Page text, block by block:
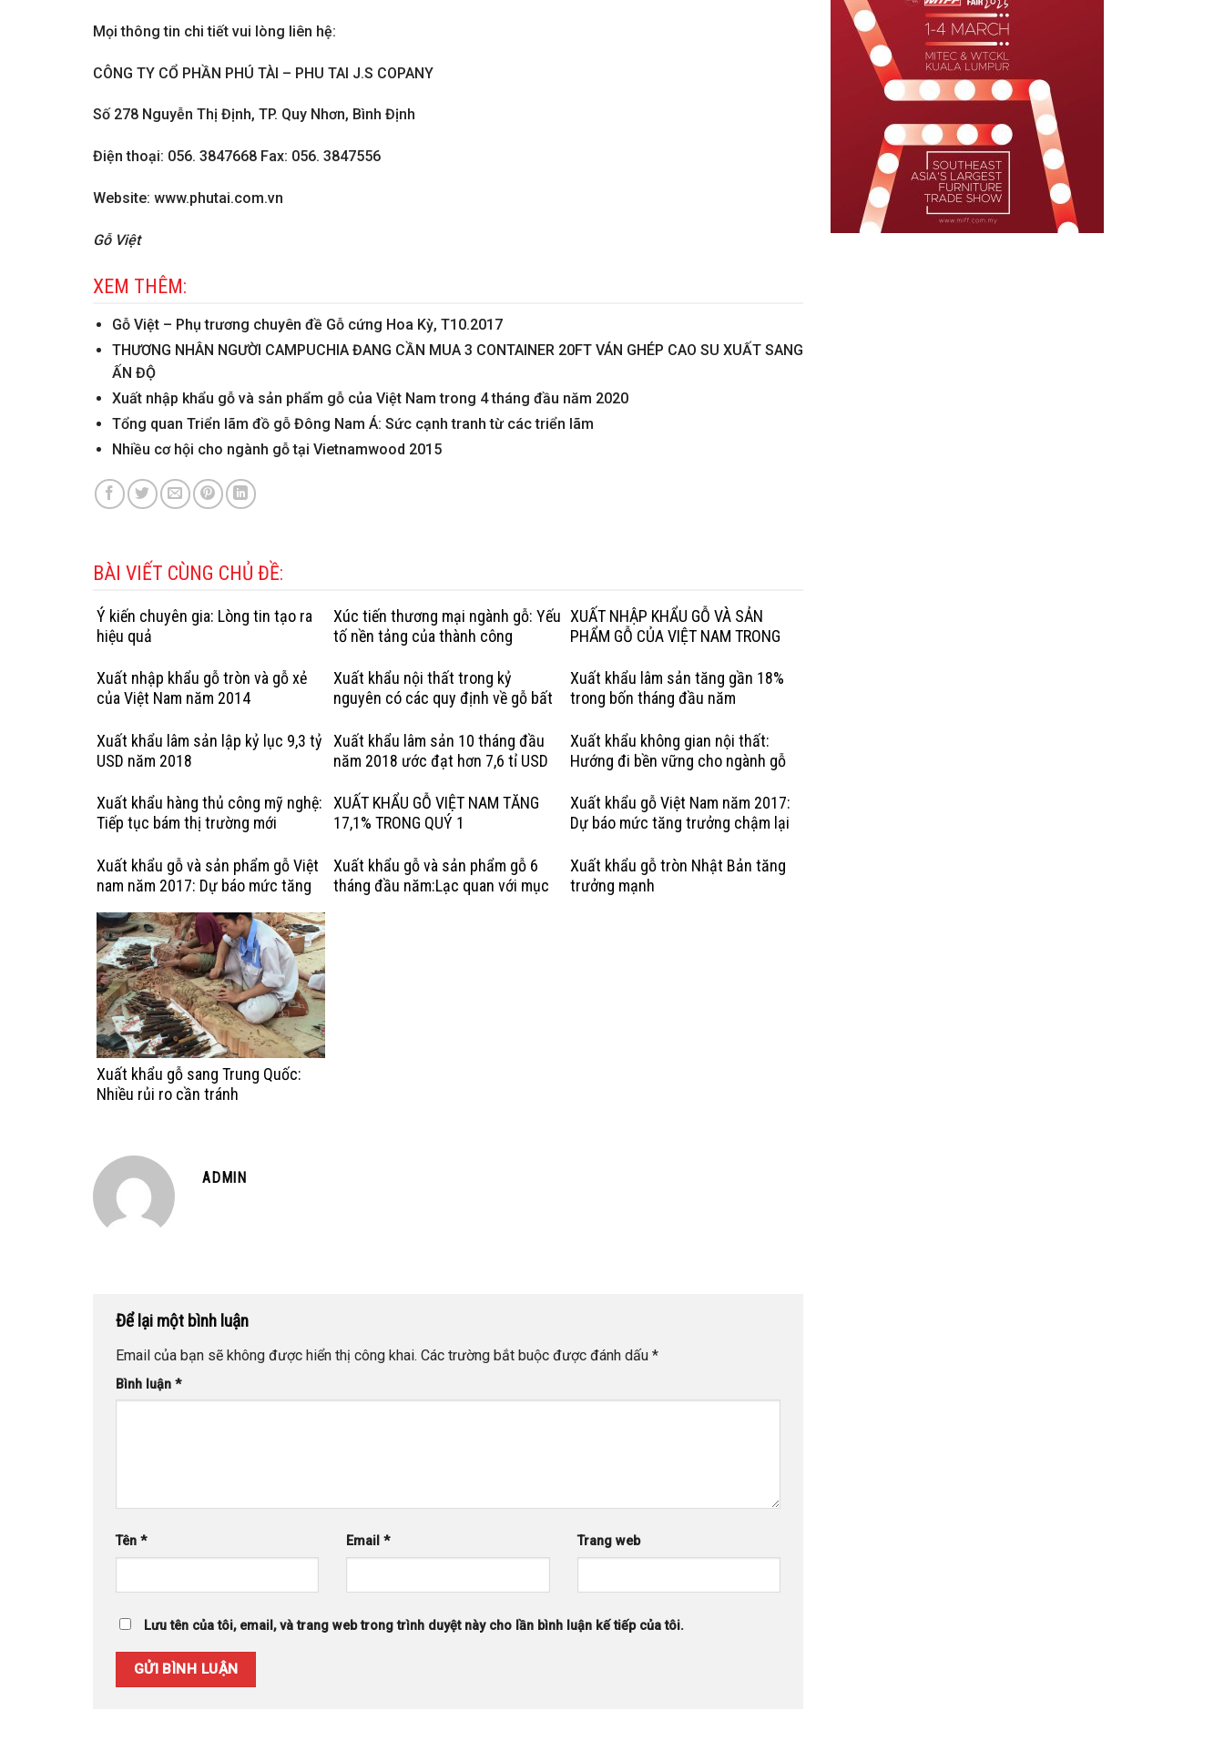
Mọi thông tin chi tiết vui lòng liên hệ:
CÔNG TY CỔ PHẦN PHÚ TÀI – PHU TAI J.S COPANY
Số 278 Nguyễn Thị Định, TP. Quy Nhơn, Bình Định
Điện thoại: 056. 3847668 Fax: 056. 3847556
Website: www.phutai.com.vn
Gỗ Việt
XEM THÊM:
Gỗ Việt – Phụ trương chuyên đề Gỗ cứng Hoa Kỳ, T10.2017
THƯƠNG NHÂN NGƯỜI CAMPUCHIA ĐANG CẦN MUA 3 CONTAINER 20FT VÁN GHÉP CAO SU XUẤT SANG
ẤN ĐỘ
Xuất nhập khẩu gỗ và sản phẩm gỗ của Việt Nam trong 4 tháng đầu năm 2020
Tổng quan Triển lãm đồ gỗ Đông Nam Á: Sức cạnh tranh từ các triển lãm
Nhiều cơ hội cho ngành gỗ tại Vietnamwood 2015
BÀI VIẾT CÙNG CHỦ ĐỀ:
Ý kiến chuyên gia: Lòng tin tạo ra
hiệu quả
Xúc tiến thương mại ngành gỗ: Yếu
tố nền tảng của thành công
XUẤT NHẬP KHẨU GỖ VÀ SẢN
PHẨM GỖ CỦA VIỆT NAM TRONG
Xuất nhập khẩu gỗ tròn và gỗ xẻ
của Việt Nam năm 2014
Xuất khẩu nội thất trong kỷ
nguyên có các quy định về gỗ bất
Kỳ
Xuất khẩu lâm sản tăng gần 18%
trong bốn tháng đầu năm
Xuất khẩu lâm sản lập kỷ lục 9,3 tỷ
USD năm 2018
Xuất khẩu lâm sản 10 tháng đầu
năm 2018 ước đạt hơn 7,6 tỉ USD
Xuất khẩu không gian nội thất:
Hướng đi bền vững cho ngành gỗ
Xuất khẩu hàng thủ công mỹ nghệ:
Tiếp tục bám thị trường mới
XUẤT KHẨU GỖ VIỆT NAM TĂNG
17,1% TRONG QUÝ 1
Xuất khẩu gỗ Việt Nam năm 2017:
Dự báo mức tăng trưởng chậm lại
Xuất khẩu gỗ và sản phẩm gỗ Việt
nam năm 2017: Dự báo mức tăng
Xuất khẩu gỗ và sản phẩm gỗ 6
tháng đầu năm:Lạc quan với mục
Xuất khẩu gỗ tròn Nhật Bản tăng
trưởng mạnh
Xuất khẩu gỗ sang Trung Quốc:
Nhiều rủi ro cần tránh
ADMIN
Để lại một bình luận
Email của bạn sẽ không được hiển thị công khai. Các trường bắt buộc được đánh dấu *
Bình luận *
Tên * Email* Trang web
Lưu tên của tôi, email, và trang web trong trình duyệt này cho lần bình luận kế tiếp của tôi.